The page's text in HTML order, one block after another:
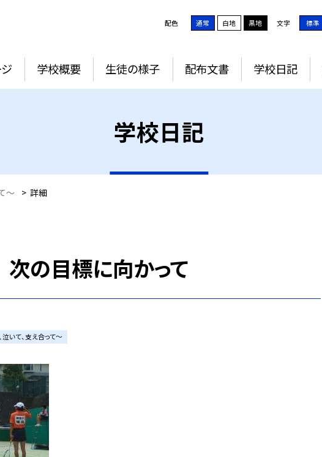
配色 通常 白地 黒地 文字 標準
学校概要 生徒の様子 配布文書 学校日記
学校日記
〜 > 詳細
次の目標に向かって
泣いて、支え合って〜